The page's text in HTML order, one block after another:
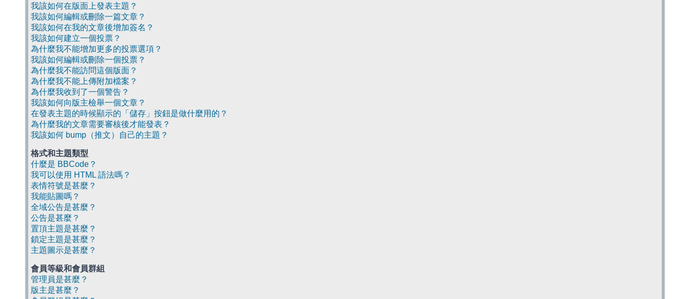
我該如何在版面上發表主題？
我該如何編輯或刪除一篇文章？
我該如何在我的文章後增加簽名？
我該如何建立一個投票？
為什麼我不能增加更多的投票選項？
我該如何編輯或刪除一個投票？
為什麼我不能訪問這個版面？
為什麼我不能上傳附加檔案？
為什麼我收到了一個警告？
我該如何向版主檢舉一個文章？
在發表主題的時候顯示的「儲存」按鈕是做什麼用的？
為什麼我的文章需要審核後才能發表？
我該如何 bump（推文）自己的主題？
格式和主題類型
什麼是 BBCode？
我可以使用 HTML 語法嗎？
表情符號是甚麼？
我能貼圖嗎？
全域公告是甚麼？
公告是甚麼？
置頂主題是甚麼？
鎖定主題是甚麼？
主題圖示是甚麼？
會員等級和會員群組
管理員是甚麼？
版主是甚麼？